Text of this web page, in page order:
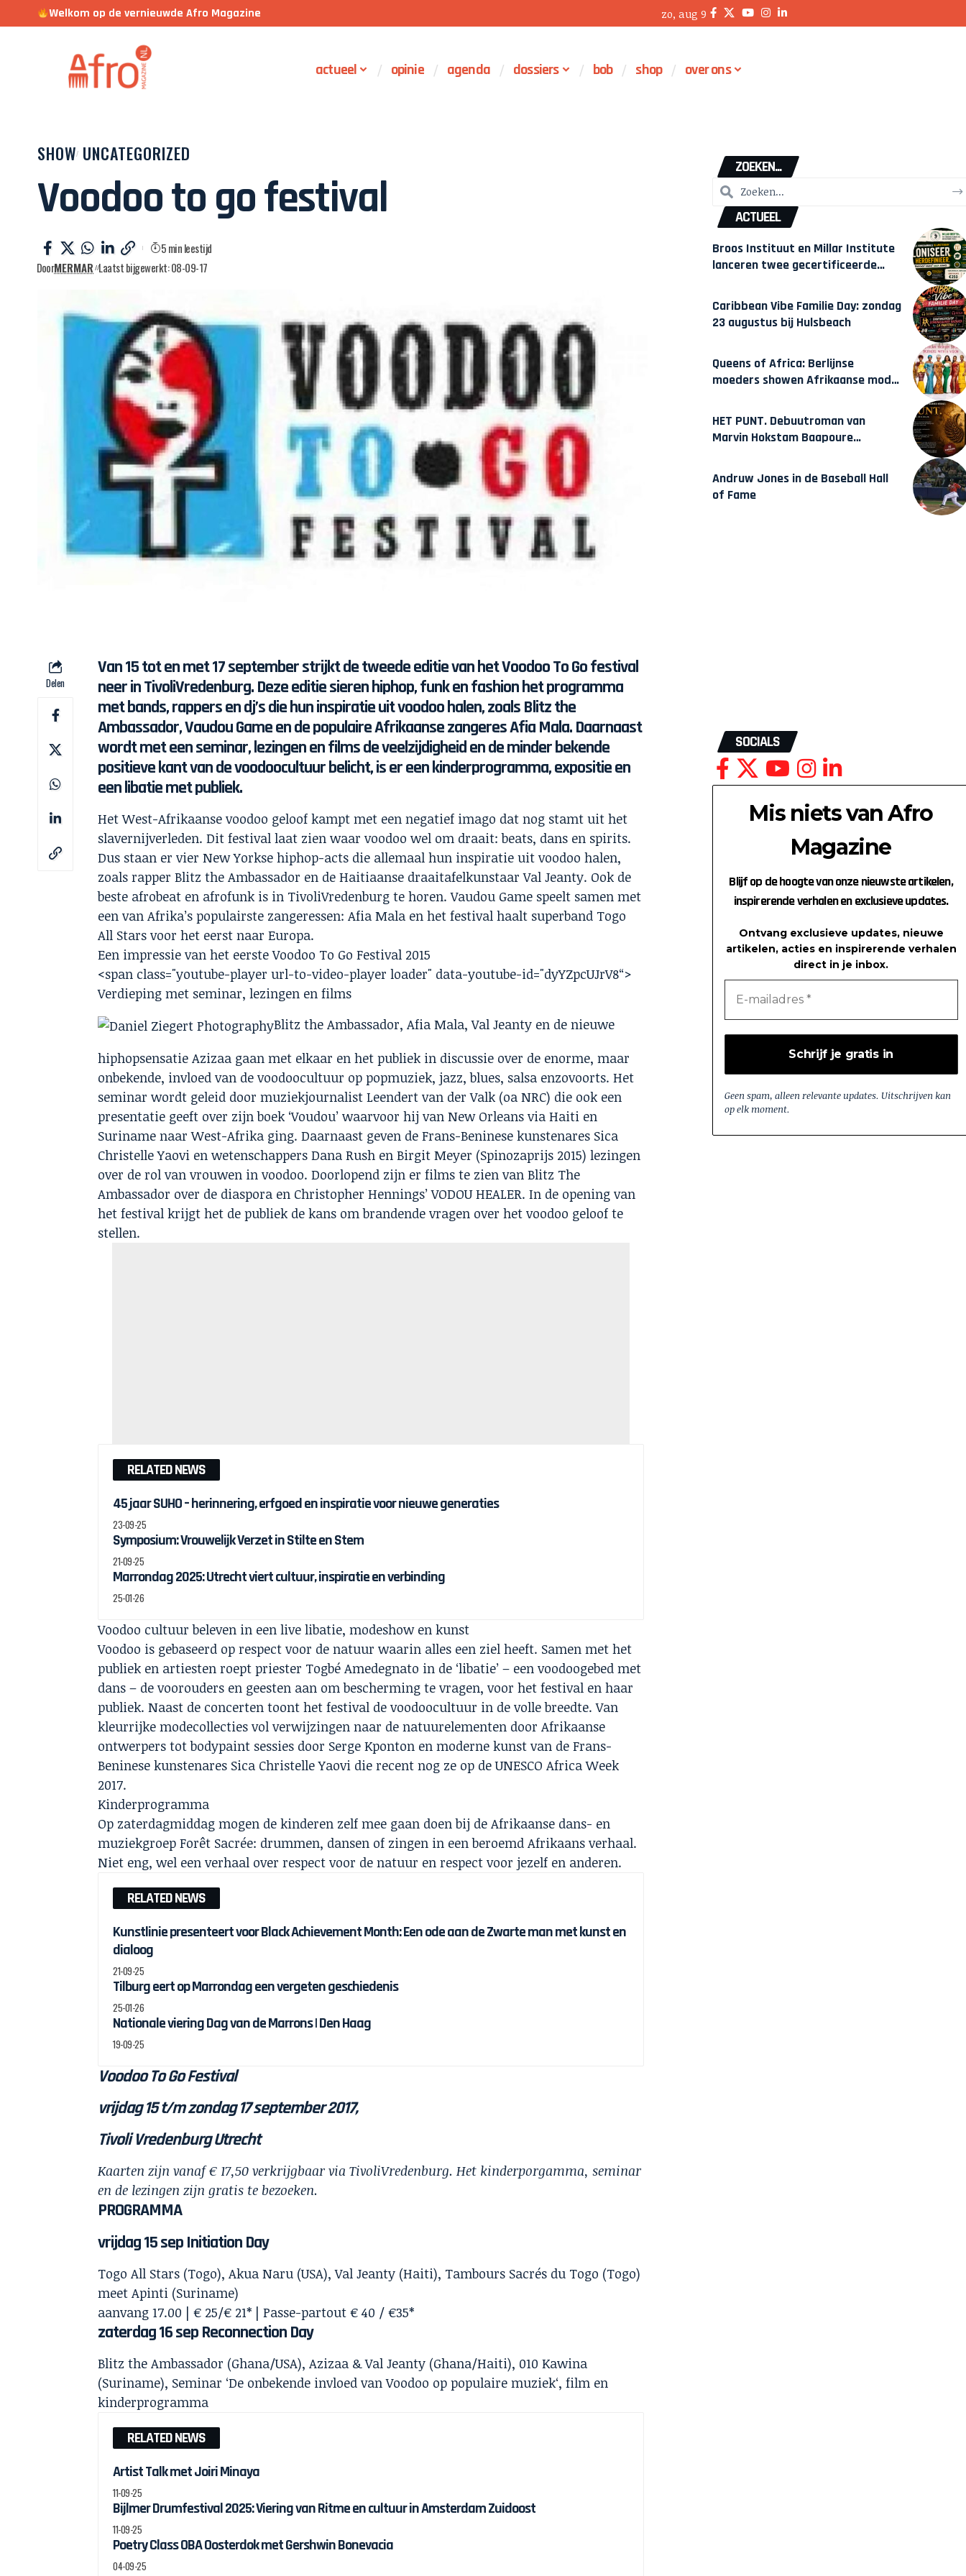
Welkom op de vernieuwde Afro Magazine zo, aug 9
actueel opinie agenda dossiers bob shop over ons
SHOW UNCATEGORIZED
Voodoo to go festival
DoorMERMAR Laatst bijgewerkt: 08-09-17
5 min leestijd
Delen
Van 15 tot en met 17 september strijkt de tweede editie van het Voodoo To Go festival
neer in TivoliVredenburg. Deze editie sieren hiphop, funk en fashion het programma
met bands, rappers en dj’s die hun inspiratie uit voodoo halen, zoals Blitz the
Ambassador, Vaudou Game en de populaire Afrikaanse zangeres Afia Mala. Daarnaast
wordt met een seminar, lezingen en films de veelzijdigheid en de minder bekende
positieve kant van de voodoocultuur belicht, is er een kinderprogramma, expositie en
een libatie met publiek.
Het West-Afrikaanse voodoo geloof kampt met een negatief imago dat nog stamt uit het
slavernijverleden. Dit festival laat zien waar voodoo wel om draait: beats, dans en spirits.
Dus staan er vier New Yorkse hiphop-acts die allemaal hun inspiratie uit voodoo halen,
zoals rapper Blitz the Ambassador en de Haitiaanse draaitafelkunstaar Val Jeanty. Ook de
beste afrobeat en afrofunk is in TivoliVredenburg te horen. Vaudou Game speelt samen met
een van Afrika’s populairste zangeressen: Afia Mala en het festival haalt superband Togo
All Stars voor het eerst naar Europa.
Een impressie van het eerste Voodoo To Go Festival 2015
<span class="youtube-player url-to-video-player loader" data-youtube-id="dyYZpcUJrV8“>
Verdieping met seminar, lezingen en films
Blitz the Ambassador, Afia Mala, Val Jeanty en de nieuwe
hiphopsensatie Azizaa gaan met elkaar en het publiek in discussie over de enorme, maar
onbekende, invloed van de voodoocultuur op popmuziek, jazz, blues, salsa enzovoorts. Het
seminar wordt geleid door muziekjournalist Leendert van der Valk (oa NRC) die ook een
presentatie geeft over zijn boek ‘Voudou’ waarvoor hij van New Orleans via Haiti en
Suriname naar West-Afrika ging. Daarnaast geven de Frans-Beninese kunstenares Sica
Christelle Yaovi en wetenschappers Dana Rush en Birgit Meyer (Spinozaprijs 2015) lezingen
over de rol van vrouwen in voodoo. Doorlopend zijn er films te zien van Blitz The
Ambassador over de diaspora en Christopher Hennings’ VODOU HEALER. In de opening van
het festival krijgt het de publiek de kans om brandende vragen over het voodoo geloof te
stellen.
RELATED NEWS
45 jaar SUHO – herinnering, erfgoed en inspiratie voor nieuwe generaties
23-09-25
Symposium: Vrouwelijk Verzet in Stilte en Stem
21-09-25
Marrondag 2025: Utrecht viert cultuur, inspiratie en verbinding
25-01-26
Voodoo cultuur beleven in een live libatie, modeshow en kunst
Voodoo is gebaseerd op respect voor de natuur waarin alles een ziel heeft. Samen met het
publiek en artiesten roept priester Togbé Amedegnato in de ‘libatie’ – een voodoogebed met
dans – de voorouders en geesten aan om bescherming te vragen, voor het festival en haar
publiek. Naast de concerten toont het festival de voodoocultuur in de volle breedte. Van
kleurrijke modecollecties vol verwijzingen naar de natuurelementen door Afrikaanse
ontwerpers tot bodypaint sessies door Serge Kponton en moderne kunst van de Frans-
Beninese kunstenares Sica Christelle Yaovi die recent nog ze op de UNESCO Africa Week
2017.
Kinderprogramma
Op zaterdagmiddag mogen de kinderen zelf mee gaan doen bij de Afrikaanse dans- en
muziekgroep Forêt Sacrée: drummen, dansen of zingen in een beroemd Afrikaans verhaal.
Niet eng, wel een verhaal over respect voor de natuur en respect voor jezelf en anderen.
RELATED NEWS
Kunstlinie presenteert voor Black Achievement Month: Een ode aan de Zwarte man met kunst en
dialoog
21-09-25
Tilburg eert op Marrondag een vergeten geschiedenis
25-01-26
Nationale viering Dag van de Marrons | Den Haag
19-09-25
Voodoo To Go Festival
vrijdag 15 t/m zondag 17 september 2017,
Tivoli Vredenburg Utrecht
Kaarten zijn vanaf € 17,50 verkrijgbaar via TivoliVredenburg. Het kinderporgamma, seminar
en de lezingen zijn gratis te bezoeken.
PROGRAMMA
vrijdag 15 sep Initiation Day
Togo All Stars (Togo), Akua Naru (USA), Val Jeanty (Haiti), Tambours Sacrés du Togo (Togo)
meet Apinti (Suriname)
aanvang 17.00 | € 25/€ 21* | Passe-partout € 40 / €35*
zaterdag 16 sep Reconnection Day
Blitz the Ambassador (Ghana/USA), Azizaa & Val Jeanty (Ghana/Haiti), 010 Kawina
(Suriname), Seminar ‘De onbekende invloed van Voodoo op populaire muziek‘, film en
kinderprogramma
RELATED NEWS
Artist Talk met Joiri Minaya
11-09-25
Bijlmer Drumfestival 2025: Viering van Ritme en cultuur in Amsterdam Zuidoost
11-09-25
Poetry Class OBA Oosterdok met Gershwin Bonevacia
04-09-25
ZOEKEN...
ACTUEEL
Broos Instituut en Millar Institute
lanceren twee gecertificeerde
Amsterdam
Caribbean Vibe Familie Day: zondag
23 augustus bij Hulsbeach
Queens of Africa: Berlijnse
moeders showen Afrikaanse mode
HET PUNT. Debuutroman van
Marvin Hokstam Baapoure
Andruw Jones in de Baseball Hall
of Fame
SOCIALS
Mis niets van Afro
Magazine
Blijf op de hoogte van onze nieuwste artikelen,
inspirerende verhalen en exclusieve updates.
Ontvang exclusieve updates, nieuwe
artikelen, acties en inspirerende verhalen
direct in je inbox.
Geen spam, alleen relevante updates. Uitschrijven kan
op elk moment.